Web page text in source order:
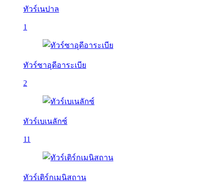
ทัวร์เนปาล
1
ทัวร์ซาอุดีอาระเบีย
2
ทัวร์เบเนลักซ์
11
ทัวร์เติร์กเมนิสถาน